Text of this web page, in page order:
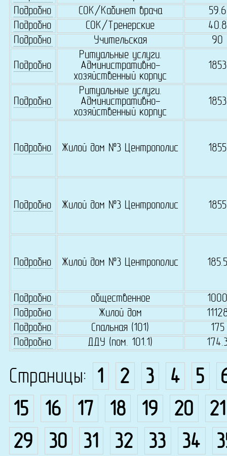
Подробно
СОК/Кабинет врача
59.6
Подробно
СОК/Тренерские
40.8
Подробно
Учительская 90
Подробно
Ритуальные услуги.
Административно-
хозяйственный корпус
1853
Подробно
Ритуальные услуги.
Административно-
хозяйственный корпус
1853
Подробно Жилой дом №3 Центрополис 1855
Подробно Жилой дом №3 Центрополис 1855
Подробно Жилой дом №3 Центрополис 185.5
Подробно общественное
1000
Подробно
Жилой дом
Подробно
Спальная (101)
175
Подробно
ДДУ (пом. 101.1)
Страницы: 1 2 3 4 5
15
16 17 18 19 20
21
29
30 31 32 33 34